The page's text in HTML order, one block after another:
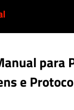
para
e